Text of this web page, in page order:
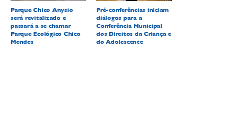
Parque Chico Anysio
será revitalizado e
passará a se chamar
Parque Ecológico Chico
Mendes
Pré-conferências iniciam
diálogos para a
Conferência Municipal
dos Direitos da Criança e
do Adolescente